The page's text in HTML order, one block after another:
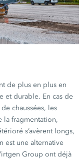
de plus en plus en
et durable. En cas de
chaussées, les
la fragmentation,
s’avèrent longs,
est une alternative
Group ont déjà